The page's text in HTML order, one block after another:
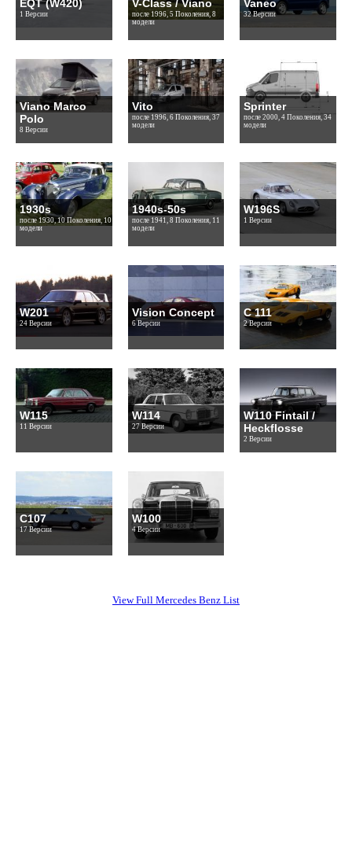
EQT (W420)
1 Версии
V-Class / Viano
после 1996, 5 Поколения, 8
модели
Vaneo
32 Версии
Viano Marco
Polo
8 Версии
Vito
после 1996, 6 Поколения, 37
модели
Sprinter
после 2000, 4 Поколения, 34
модели
1930s
после 1930, 10 Поколения, 10
модели
1940s-50s
после 1941, 8 Поколения, 11
модели
W196S
1 Версии
W201
24 Версии
Vision Concept
6 Версии
C 111
2 Версии
W115
11 Версии
W114
27 Версии
W110 Fintail /
Heckflosse
2 Версии
C107
17 Версии
W100
4 Версии
View Full Mercedes Benz List